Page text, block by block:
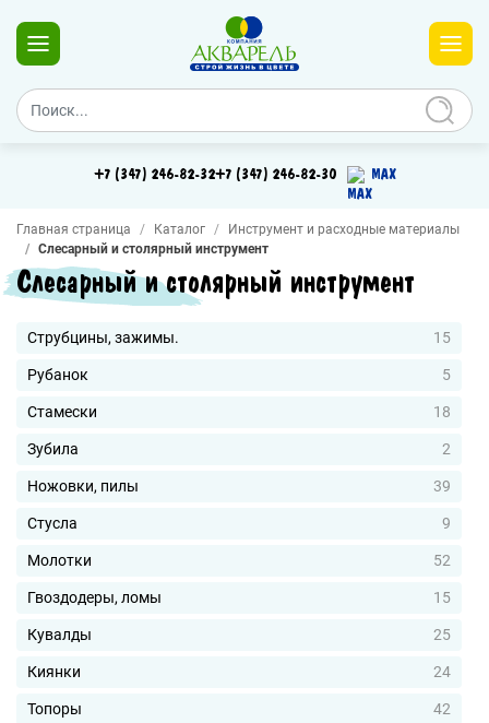
+7 (347) 246-82-32+7 (347) 246-82-30 MAX
Главная страница Каталог
Инструмент и расходные материалы
Слесарный и столярный инструмент
Слесарный и столярный инструмент
Струбцины, зажимы. 15
Рубанок 5
Стамески 18
Зубила 2
Ножовки, пилы 39
Стусла 9
Молотки 52
Гвоздодеры, ломы 15
Кувалды 25
Киянки 24
Топоры 42